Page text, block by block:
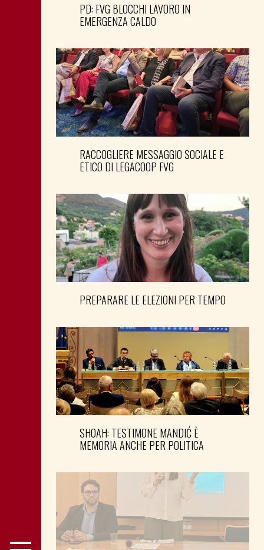
PD: FVG BLOCCHI LAVORO IN
EMERGENZA CALDO
RACCOGLIERE MESSAGGIO SOCIALE E
ETICO DI LEGACOOP FVG
PREPARARE LE ELEZIONI PER TEMPO
SHOAH: TESTIMONE MANDIĆ È
MEMORIA ANCHE PER POLITICA